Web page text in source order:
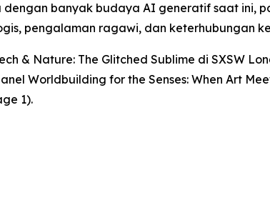
banyak budaya AI generatif saat ini,
pengalaman ragawi, dan keterhubungan
& Nature: The Glitched Sublime di SXSW
Worldbuilding for the Senses: When Art
1).